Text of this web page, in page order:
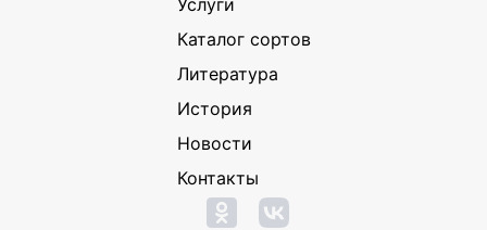
Услуги
Каталог сортов
Литература
История
Новости
Контакты